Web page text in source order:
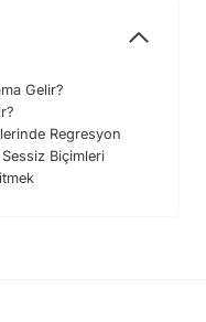
Gelir?
Regresyon
Biçimleri